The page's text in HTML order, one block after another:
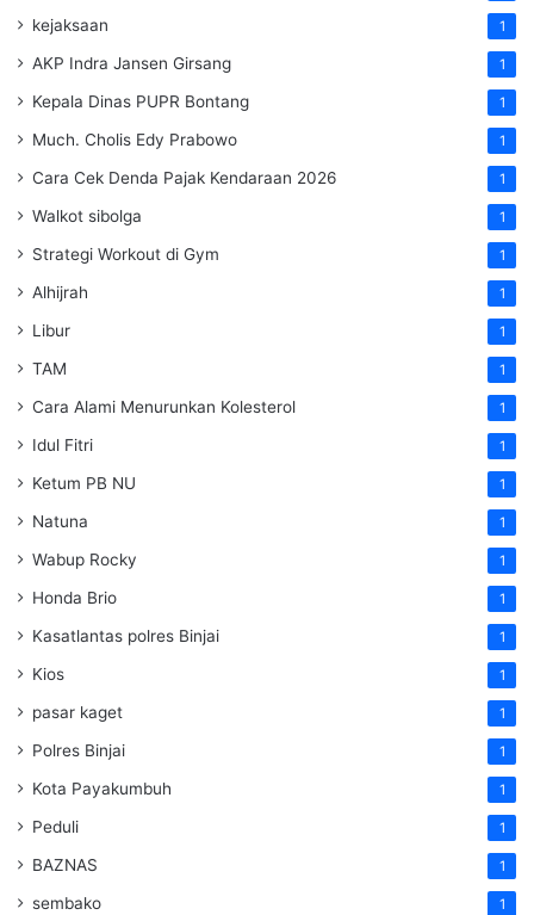
kejaksaan 1
AKP Indra Jansen Girsang 1
Kepala Dinas PUPR Bontang 1
Much. Cholis Edy Prabowo 1
Cara Cek Denda Pajak Kendaraan 2026 1
Walkot sibolga 1
Strategi Workout di Gym 1
Alhijrah 1
Libur 1
TAM 1
Cara Alami Menurunkan Kolesterol 1
Idul Fitri 1
Ketum PB NU 1
Natuna 1
Wabup Rocky 1
Honda Brio 1
Kasatlantas polres Binjai 1
Kios 1
pasar kaget 1
Polres Binjai 1
Kota Payakumbuh 1
Peduli 1
BAZNAS 1
sembako 1